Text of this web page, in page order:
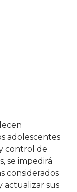
adolescentes
control de
se impedirá
considerados
actualizar sus